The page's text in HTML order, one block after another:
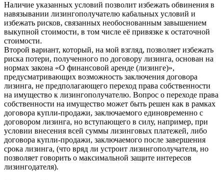
Наличие указанных условий позволит избежать обвинения в
навязывании лизингополучателю кабальных условий и
избежать рисков, связанных необоснованным завышением
выкупной стоимости, в том числе её привязке к остаточной
стоимости.
Второй вариант, который, на мой взгляд, позволяет избежать
риска потери, полученного по договору лизинга, основан на
нормах закона «О финансовой аренде (лизинге)»,
предусматривающих возможность заключения договора
лизинга, не предполагающего переход права собственности
на имущество к лизингополучателю. Вопрос о переходе права
собственности на имущество может быть решен как в рамках
договора купли-продажи, заключаемого единовременно с
договором лизинга, но вступающего в силу, например, при
условии внесения всей суммы лизинговых платежей, либо
договора купли-продажи, заключаемого после завершения
срока лизинга, (что вряд ли устроит лизингополучателя, но
позволяет говорить о максимальной защите интересов
лизингодателя).